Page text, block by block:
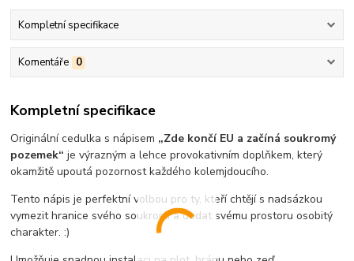
Kompletní specifikace
Komentáře 0
Kompletní specifikace
Originální cedulka s nápisem „Zde končí EU a začíná soukromý
pozemek“ je výrazným a lehce provokativním doplňkem, který
okamžitě upoutá pozornost každého kolemjdoucího.
Tento nápis je perfektní volbou pro ty, kteří chtějí s nadsázkou
vymezit hranice svého soukromí a dodat svému prostoru osobitý
charakter. :)